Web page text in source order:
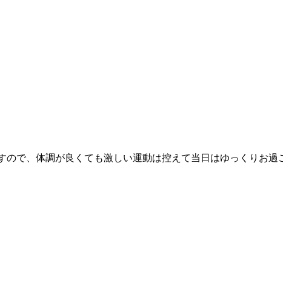
で、体調が良くても激しい運動は控えて当日はゆっくりお過